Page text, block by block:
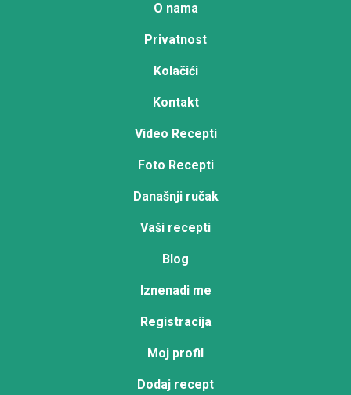
O nama
Privatnost
Kolačići
Kontakt
Video Recepti
Foto Recepti
Današnji ručak
Vaši recepti
Blog
Iznenadi me
Registracija
Moj profil
Dodaj recept